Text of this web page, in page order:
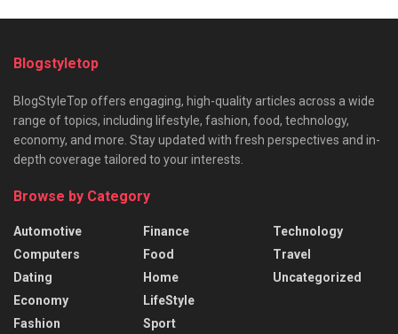
Blogstyletop
BlogStyleTop offers engaging, high-quality articles across a wide
range of topics, including lifestyle, fashion, food, technology,
economy, and more. Stay updated with fresh perspectives and in-
depth coverage tailored to your interests.
Browse by Category
Automotive
Computers
Dating
Economy
Fashion
Finance
Food
Home
LifeStyle
Sport
Technology
Travel
Uncategorized